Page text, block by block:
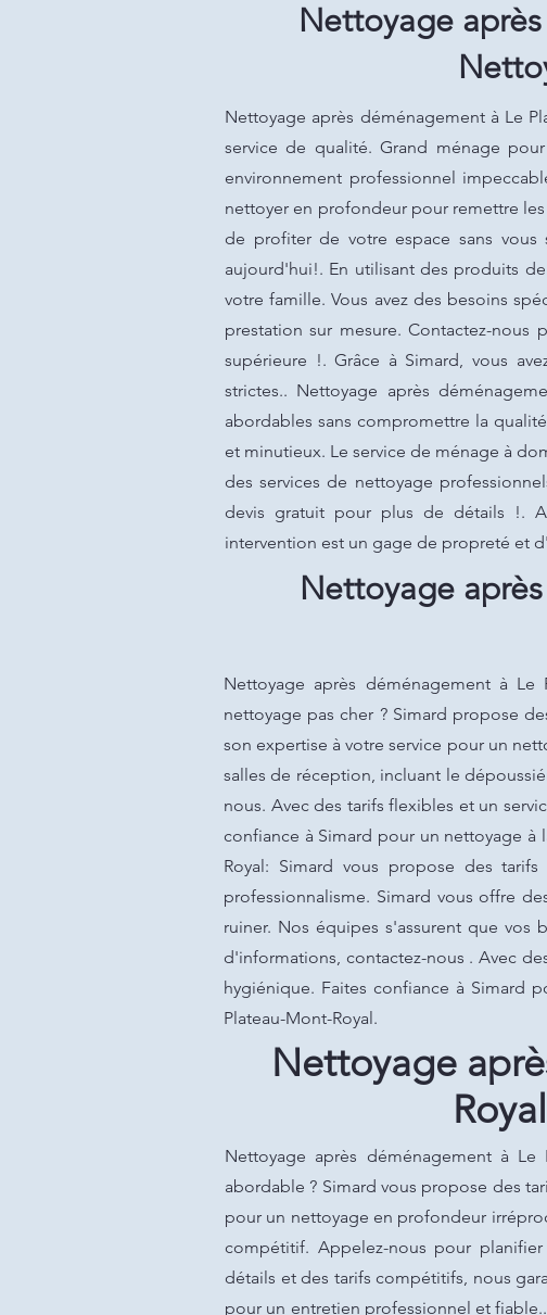
Nettoyage
Nettoyage après déménagement à Le
service de qualité. Grand ménage
environnement professionnel
nettoyer en profondeur pour remettre
de profiter de votre espace sans
aujourd'hui!. En utilisant des produits
votre famille. Vous avez des besoins
prestation sur mesure. Contactez-
supérieure !. Grâce à Simard, vous
strictes.. Nettoyage après
abordables sans compromettre la
et minutieux. Le service de ménage à
des services de nettoyage
devis gratuit pour plus de détails !.
intervention est un gage de propreté et
Nettoyage
Nettoyage après déménagement à Le
nettoyage pas cher ? Simard propose
son expertise à votre service pour un
salles de réception, incluant le
nous. Avec des tarifs flexibles et un
confiance à Simard pour un nettoyage
Royal: Simard vous propose des
professionnalisme. Simard vous offre
ruiner. Nos équipes s'assurent que vos
d'informations, contactez-nous . Avec
hygiénique. Faites confiance à Simard
Plateau-Mont-Royal.
Nettoyage
Nettoyage après déménagement à Le
abordable ? Simard vous propose des
pour un nettoyage en profondeur
compétitif. Appelez-nous pour
détails et des tarifs compétitifs, nous
pour un entretien professionnel et